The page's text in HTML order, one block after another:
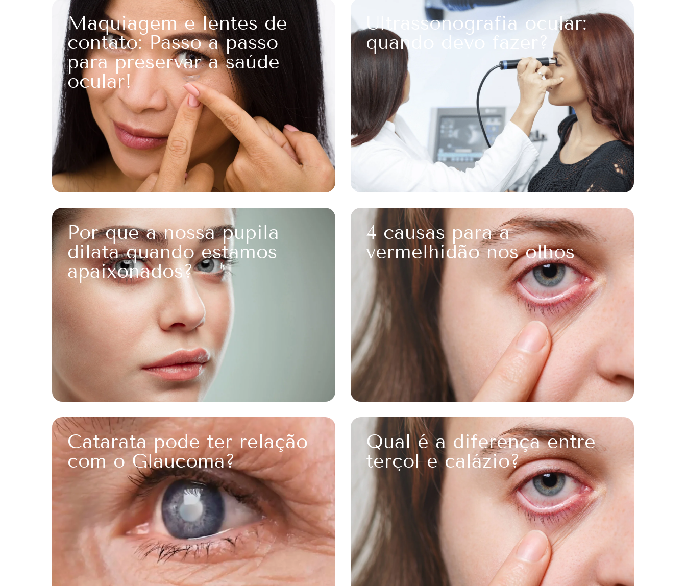
Maquiagem e lentes de
contato: Passo a passo
para preservar a saúde
ocular!
Ultrassonografia ocular:
quando devo fazer?
Por que a nossa pupila
dilata quando estamos
apaixonados?
4 causas para a
vermelhidão nos olhos
Catarata pode ter relação
com o Glaucoma?
Qual é a diferença entre
terçol e calázio?